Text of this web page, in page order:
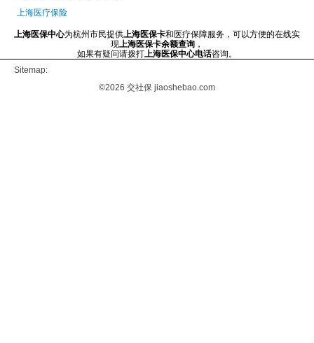
上海医疗保险
上海医保中心为杭州市民提供上海医保卡和医疗保障服务，可以方便的在线实
现上海医保卡余额查询 ，
如果有疑问请拨打上海医保中心电话咨询。
Sitemap:
©2026 交社保 jiaoshebao.com